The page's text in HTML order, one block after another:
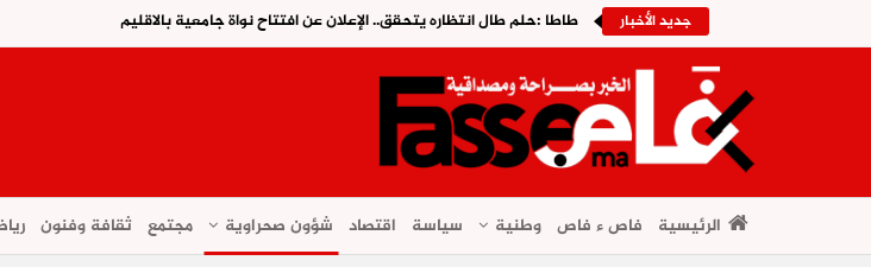
جديد الأخبار طاطا :حلم طال انتظاره يتحقق.. الإعلان عن افتتاح نواة جامعية بالاقليم
الرئيسية فاص ء فاص وطنية سياسة اقتصاد شؤون صحراوية مجتمع ثقافة وفنون